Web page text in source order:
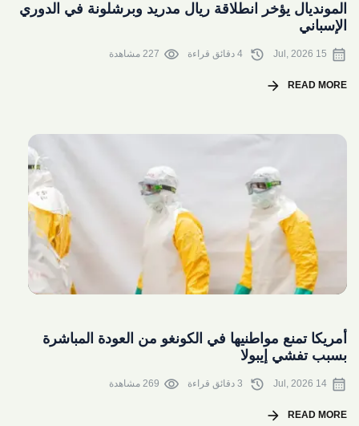
المونديال يؤخر انطلاقة ريال مدريد وبرشلونة في الدوري
الإسباني
calendar_month
15 Jul, 2026
history
visibility 227 مشاهدة
READ MORE
arrow_forward
أمريكا تمنع مواطنيها في الكونغو من العودة المباشرة
بسبب تفشي إيبولا
calendar_month
14 Jul, 2026
history
visibility 269 مشاهدة
READ MORE
arrow_forward